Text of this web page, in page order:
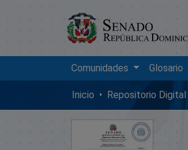
Comunidades Glosario
Inicio